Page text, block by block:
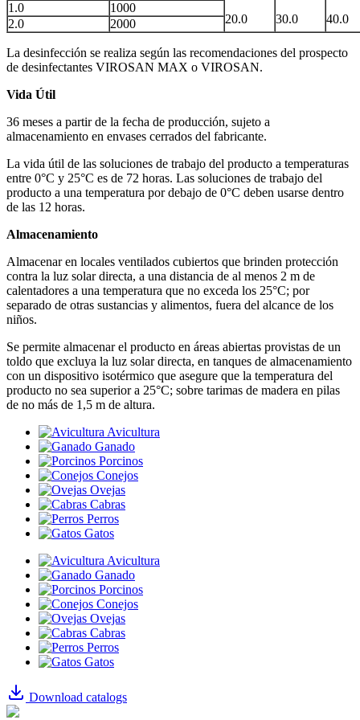
20.0
30.0 40.0
1.0
1000
2.0
2000
La desinfección se realiza según las recomendaciones del prospecto
de desinfectantes VIROSAN MAX o VIROSAN.
Vida Útil
36 meses a partir de la fecha de producción, sujeto a
almacenamiento en envases cerrados del fabricante.
La vida útil de las soluciones de trabajo del producto a temperaturas
entre 0°C y 25°C es de 72 horas. Las soluciones de trabajo del
producto a una temperatura por debajo de 0°C deben usarse dentro
de las 12 horas.
Almacenamiento
Almacenar en locales ventilados cubiertos que brinden protección
contra la luz solar directa, a una distancia de al menos 2 m de
calentadores a una temperatura que no exceda los 25°C; por
separado de otras sustancias y alimentos, fuera del alcance de los
niños.
Se permite almacenar el producto en áreas abiertas provistas de un
toldo que excluya la luz solar directa, en tanques de almacenamiento
con un dispositivo isotérmico que asegure que la temperatura del
producto no sea superior a 25°C; sobre tarimas de madera en pilas
de no más de 1,5 m de altura.
Avicultura
Ganado
Porcinos
Conejos
Ovejas
Cabras
Perros
Gatos
Avicultura
Ganado
Porcinos
Conejos
Ovejas
Cabras
Perros
Gatos
Download catalogs